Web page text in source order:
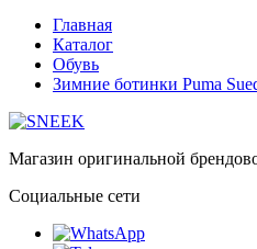
Главная
Каталог
Обувь
Зимние ботинки Puma
Магазин оригинальной
Социальные сети